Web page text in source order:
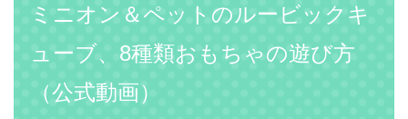
ミニオン＆ペットのルービックキ
ューブ、8種類おもちゃの遊び方
（公式動画）